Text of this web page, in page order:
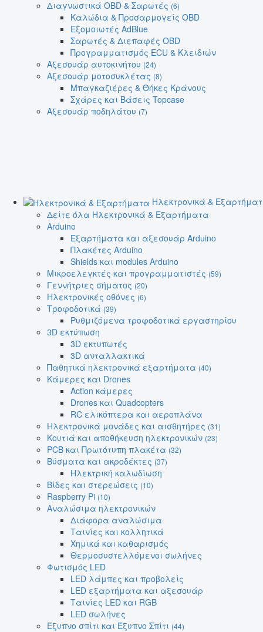
Διαγνωστικά OBD & Σαρωτές (6)
Καλώδια & Προσαρμογείς OBD
Εξομοιωτές AdBlue
Σαρωτές & Διεπαφές OBD
Προγραμματισμός ECU & Κλειδιών
Αξεσουάρ αυτοκινήτου (24)
Αξεσουάρ μοτοσυκλέτας (8)
Μπαγκαζιέρες & Θήκες Κράνους
Σχάρες και Βάσεις Topcase
Αξεσουάρ ποδηλάτου (7)
Ηλεκτρονικά &
Δείτε όλα Ηλεκτρονικά & Εξαρτήματα
Arduino
Εξαρτήματα και αξεσουάρ Arduino
Πλακέτες Arduino
Shields και modules Arduino
Μικροελεγκτές και προγραμματιστές (59)
Γεννήτριες σήματος (20)
Ηλεκτρονικές οθόνες (6)
Τροφοδοτικά (39)
Ρυθμιζόμενα τροφοδοτικά εργαστηρίου
3D εκτύπωση
3D εκτυπωτές
3D ανταλλακτικά
Παθητικά ηλεκτρονικά εξαρτήματα (40)
Κάμερες και Drones
Action κάμερες
Drones και Quadcopters
RC ελικόπτερα και αεροπλάνα
Ηλεκτρονικά μονάδες και αισθητήρες (31)
Κουτιά και αποθήκευση ηλεκτρονικών (23)
PCB και Πρωτότυπη πλακέτα (32)
Βύσματα και ακροδέκτες (37)
Ηλεκτρική καλωδίωση
Βίδες και στερεώσεις (10)
Raspberry Pi (10)
Αναλώσιμα ηλεκτρονικών
Διάφορα αναλώσιμα
Ταινίες και κολλητικά
Χημικά και καθαρισμός
Θερμοσυστελλόμενοι σωλήνες
Φωτισμός LED
LED λάμπες και προβολείς
LED εξαρτήματα και αξεσουάρ
Ταινίες LED και RGB
LED σωλήνες
Έξυπνο σπίτι και Έξυπνο Σπίτι (44)